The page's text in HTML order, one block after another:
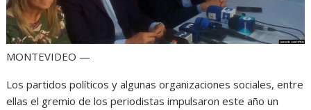
MONTEVIDEO —
Los partidos políticos y algunas organizaciones sociales, entre
ellas el gremio de los periodistas impulsaron este año un